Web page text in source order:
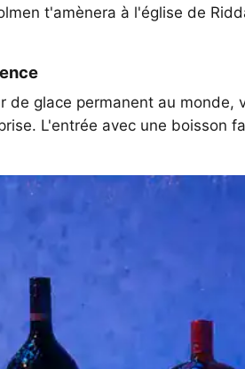
t'amènera à l'église de
de glace permanent au
L'entrée avec une boisson